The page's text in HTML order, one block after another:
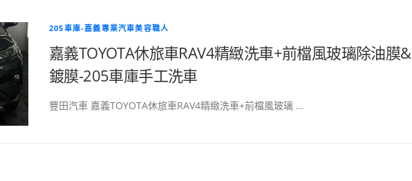
205車庫-嘉義專業汽車美容職人
嘉義TOYOTA休旅車RAV4精緻洗車+前檔風玻璃除油膜&
鍍膜-205車庫手工洗車
豐田汽車 嘉義TOYOTA休旅車RAV4精緻洗車+前檔風玻璃 …